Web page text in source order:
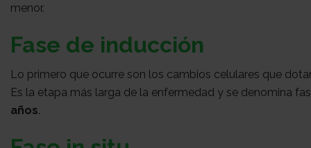
menor.
Fase de inducción
Lo primero que ocurre son los cambios celulares que
Es la etapa más larga de la enfermedad y se denomina
años.